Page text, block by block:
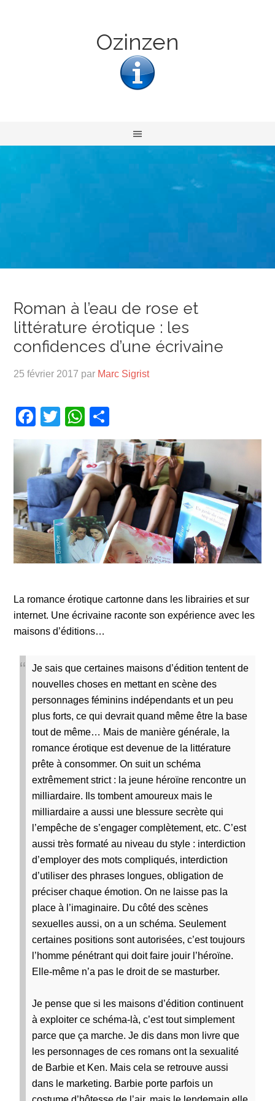
Ozinzen
Roman à l’eau de rose et
littérature érotique : les
confidences d’une écrivaine
25 février 2017 par Marc Sigrist
Facebook
TwitterWhatsApp
La romance érotique cartonne dans les librairies et sur
internet. Une écrivaine raconte son expérience avec les
maisons d’éditions…
Je sais que certaines maisons d’édition tentent de
nouvelles choses en mettant en scène des
personnages féminins indépendants et un peu
plus forts, ce qui devrait quand même être la base
tout de même… Mais de manière générale, la
romance érotique est devenue de la littérature
prête à consommer. On suit un schéma
extrêmement strict : la jeune héroïne rencontre un
milliardaire. Ils tombent amoureux mais le
milliardaire a aussi une blessure secrète qui
l’empêche de s’engager complètement, etc. C’est
aussi très formaté au niveau du style : interdiction
d’employer des mots compliqués, interdiction
d’utiliser des phrases longues, obligation de
préciser chaque émotion. On ne laisse pas la
place à l’imaginaire. Du côté des scènes
sexuelles aussi, on a un schéma. Seulement
certaines positions sont autorisées, c’est toujours
l’homme pénétrant qui doit faire jouir l’héroïne.
Elle-même n’a pas le droit de se masturber.
Je pense que si les maisons d’édition continuent
à exploiter ce schéma-là, c’est tout simplement
parce que ça marche. Je dis dans mon livre que
les personnages de ces romans ont la sexualité
de Barbie et Ken. Mais cela se retrouve aussi
dans le marketing. Barbie porte parfois un